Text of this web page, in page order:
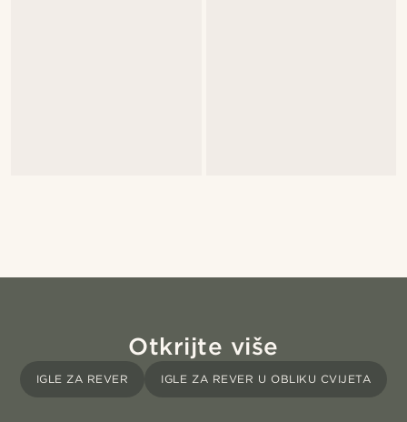
Otkrijte više
IGLE ZA REVER IGLE ZA REVER U OBLIKU CVIJETA